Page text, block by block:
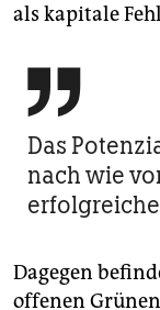
als kapitale

Das
nach wie
Dagegen
offenen